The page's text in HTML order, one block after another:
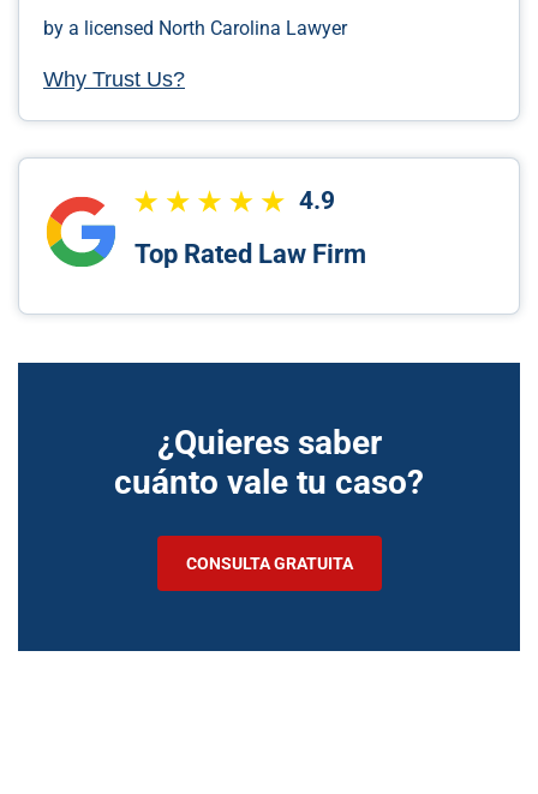
by a licensed North Carolina Lawyer
Why Trust Us?
4.9
Top Rated Law Firm
¿Quieres saber
cuánto vale tu caso?
CONSULTA GRATUITA